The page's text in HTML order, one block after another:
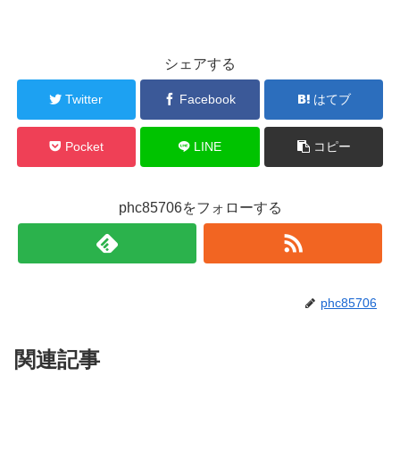
シェアする
Twitter Facebook はてブ
Pocket LINE コピー
phc85706をフォローする
phc85706
関連記事